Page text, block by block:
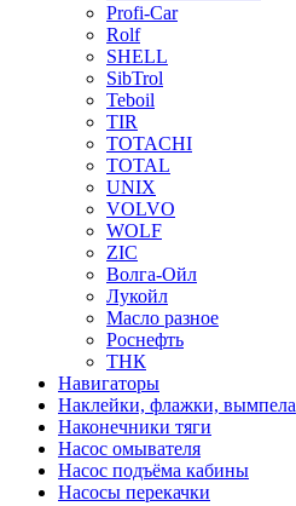
Profi-Car
Rolf
SHELL
SibTrol
Teboil
TIR
TOTACHI
TOTAL
UNIX
VOLVO
WOLF
ZIC
Волга-Ойл
Лукойл
Масло разное
Роснефть
ТНК
Навигаторы
Наклейки, флажки, вымпела
Наконечники тяги
Насос омывателя
Насос подъёма кабины
Насосы перекачки